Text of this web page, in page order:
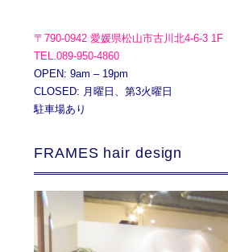
〒790-0942 愛媛県松山市古川北4-6-3 1F
TEL.089-950-4860
OPEN: 9am – 19pm
CLOSED: 月曜日、第3火曜日
駐車場あり
FRAMES hair design